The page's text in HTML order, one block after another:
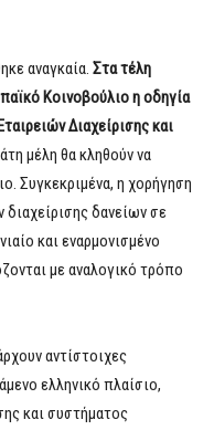
αναγκαία. Στα τέλη
Κοινοβούλιο η οδηγία
Διαχείρισης και
μέλη θα κληθούν να
Συγκεκριμένα, η χορήγηση
δανείων σε
και εναρμονισμένο
με αναλογικό τρόπο
αντίστοιχες
ελληνικό πλαίσιο,
και συστήματος